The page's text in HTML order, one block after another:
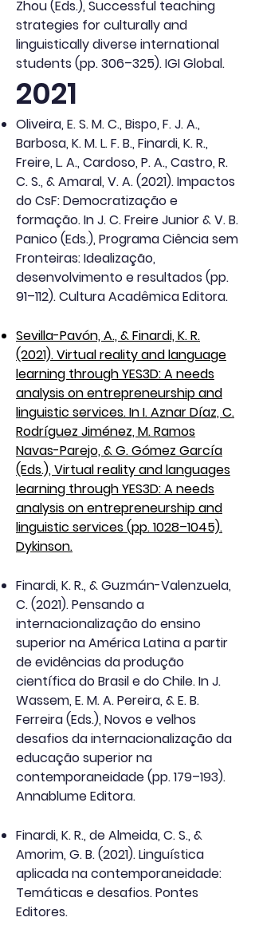
Zhou (Eds.), Successful teaching
strategies for culturally and
linguistically diverse international
students (pp. 306–325). IGI Global.
2021
Oliveira, E. S. M. C., Bispo, F. J. A.,
Barbosa, K. M. L. F. B., Finardi, K. R.,
Freire, L. A., Cardoso, P. A., Castro, R.
C. S., & Amaral, V. A. (2021). Impactos
do CsF: Democratização e
formação. In J. C. Freire Junior & V. B.
Panico (Eds.), Programa Ciência sem
Fronteiras: Idealização,
desenvolvimento e resultados (pp.
91–112). Cultura Acadêmica Editora.
Sevilla-Pavón, A., & Finardi, K. R.
(2021). Virtual reality and language
learning through YES3D: A needs
analysis on entrepreneurship and
linguistic services. In I. Aznar Díaz, C.
Rodríguez Jiménez, M. Ramos
Navas-Parejo, & G. Gómez García
(Eds.), Virtual reality and languages
learning through YES3D: A needs
analysis on entrepreneurship and
linguistic services (pp. 1028–1045).
Dykinson.
Finardi, K. R., & Guzmán-Valenzuela,
C. (2021). Pensando a
internacionalização do ensino
superior na América Latina a partir
de evidências da produção
científica do Brasil e do Chile. In J.
Wassem, E. M. A. Pereira, & E. B.
Ferreira (Eds.), Novos e velhos
desafios da internacionalização da
educação superior na
contemporaneidade (pp. 179–193).
Annablume Editora.
Finardi, K. R., de Almeida, C. S., &
Amorim, G. B. (2021). Linguística
aplicada na contemporaneidade:
Temáticas e desafios. Pontes
Editores.